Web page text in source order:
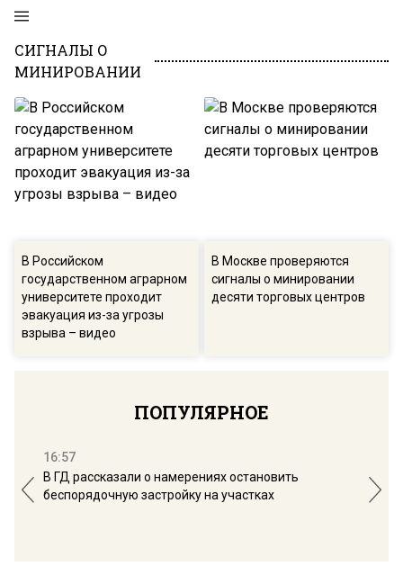
СИГНАЛЫ О
МИНИРОВАНИИ
В Российском
государственном аграрном
университете проходит
эвакуация из-за угрозы
взрыва – видео
В Москве проверяются
сигналы о минировании
десяти торговых центров
ПОПУЛЯРНОЕ
16:57
В ГД рассказали о намерениях остановить
беспорядочную застройку на участках